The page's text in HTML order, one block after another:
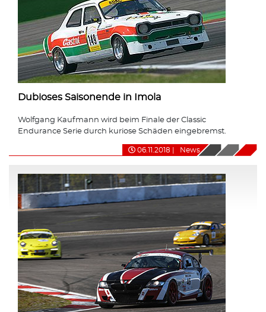
Dubioses Saisonende in Imola
Wolfgang Kaufmann wird beim Finale der Classic
Endurance Serie durch kuriose Schäden eingebremst.
06.11.2018 News